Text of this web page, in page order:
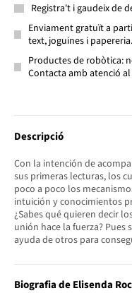
Registra't i gaudeix de
Enviament gratuït a
text, joguines i papereria.
Productes de robòtica:
Contacta amb atenció
Descripció
Con la intención de
sus primeras lecturas, los
poco a poco los
intuición y conocimientos
¿Sabes qué quieren decir
unión hace la fuerza? Pues
ayuda de otros para
Biografia de Elisenda